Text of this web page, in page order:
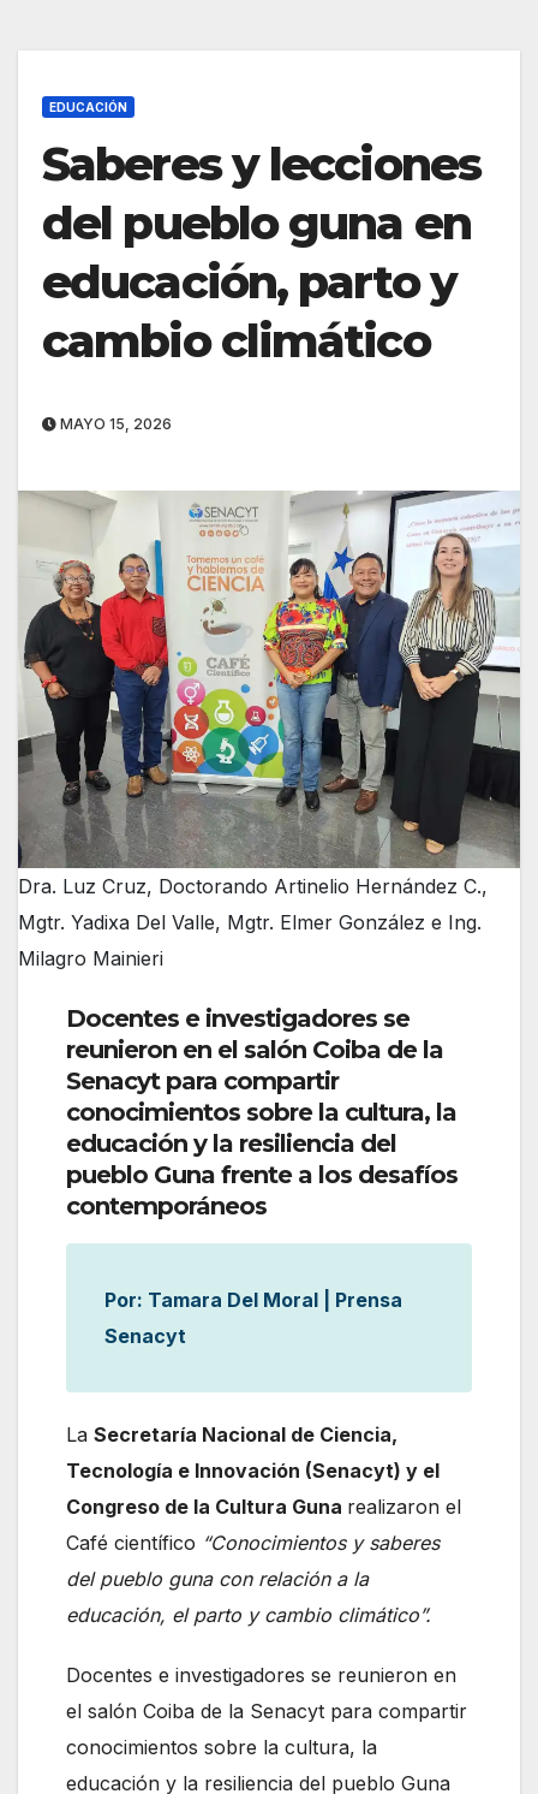
EDUCACIÓN
Saberes y lecciones
del pueblo guna en
educación, parto y
cambio climático
MAYO 15, 2026
Dra. Luz Cruz, Doctorando Artinelio Hernández C.,
Mgtr. Yadixa Del Valle, Mgtr. Elmer González e Ing.
Milagro Mainieri
Docentes e investigadores se
reunieron en el salón Coiba de la
Senacyt para compartir
conocimientos sobre la cultura, la
educación y la resiliencia del
pueblo Guna frente a los desafíos
contemporáneos
Por: Tamara Del Moral | Prensa
Senacyt
La Secretaría Nacional de Ciencia,
Tecnología e Innovación (Senacyt) y el
Congreso de la Cultura Guna realizaron el
Café científico “Conocimientos y saberes
del pueblo guna con relación a la
educación, el parto y cambio climático”.
Docentes e investigadores se reunieron en
el salón Coiba de la Senacyt para compartir
conocimientos sobre la cultura, la
educación y la resiliencia del pueblo Guna